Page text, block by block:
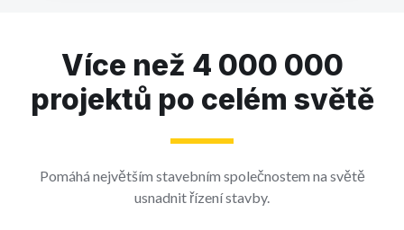
Více než 4 000 000
projektů po celém světě
Pomáhá největším stavebním společnostem na světě
usnadnit řízení stavby.